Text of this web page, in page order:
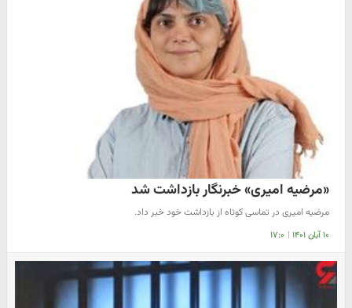
«مرضیه امیری» خبرنگار بازداشت شد
مرضیه امیری در تماسی کوتاه از بازداشت خود خبر داد.
۱۰ آبان ۱۴۰۱ | ۱۷:۰